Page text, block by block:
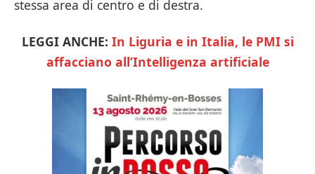
stessa area di centro e di destra.
LEGGI ANCHE: In Liguria e in Italia, le PMI si
affacciano all’Intelligenza artificiale